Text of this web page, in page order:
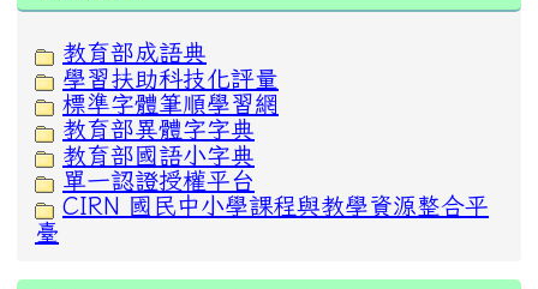
教育部成語典
學習扶助科技化評量
標準字體筆順學習網
教育部異體字字典
教育部國語小字典
單一認證授權平台
CIRN 國民中小學課程與教學資源整合平
臺